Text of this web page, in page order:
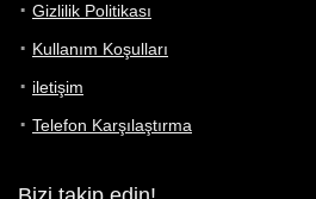
Gizlilik Politikası
Kullanım Koşulları
iletişim
Telefon Karşılaştırma